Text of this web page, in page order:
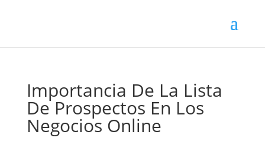
Importancia De La Lista
De Prospectos En Los
Negocios Online